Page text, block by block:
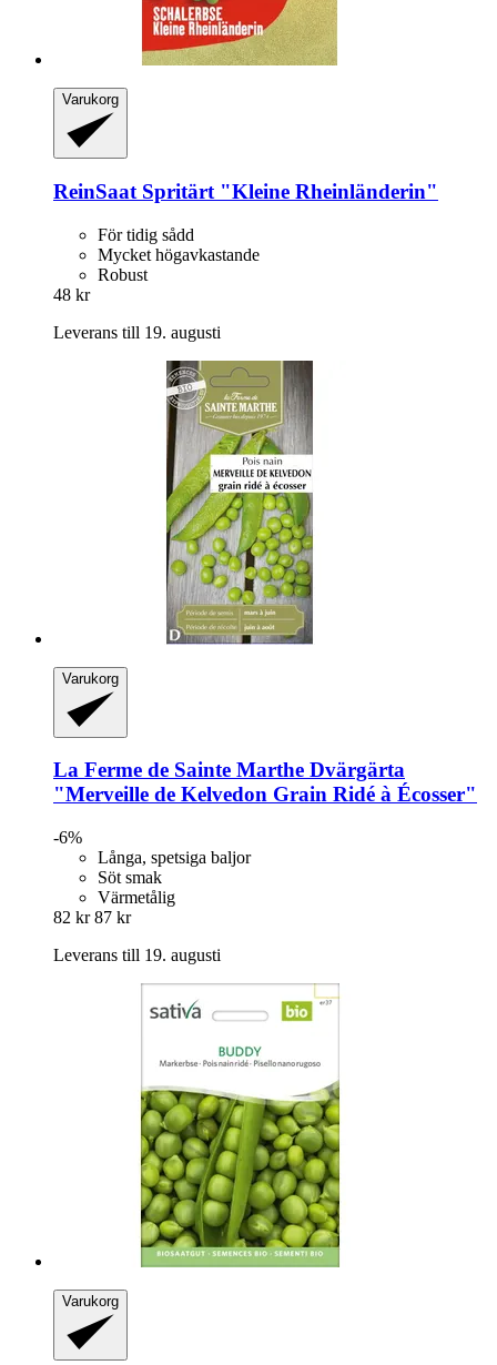
Varukorg
ReinSaat Spritärt "Kleine Rheinländerin"
För tidig sådd
Mycket högavkastande
Robust
48 kr
Leverans till 19. augusti
Varukorg
La Ferme de Sainte Marthe Dvärgärta
"Merveille de Kelvedon Grain Ridé à Écosser"
-6%
Långa, spetsiga baljor
Söt smak
Värmetålig
82 kr 87 kr
Leverans till 19. augusti
Varukorg